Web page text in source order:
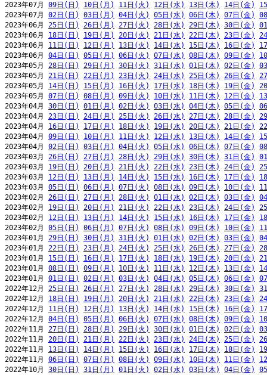
2023年07月 09日(日) 10日(月) 11日(火) 12日(水) 13日(木) 14日(金)
2023年07月 02日(日) 03日(月) 04日(火) 05日(水) 06日(木) 07日(金)
2023年06月 25日(日) 26日(月) 27日(火) 28日(水) 29日(木) 30日(金)
2023年06月 18日(日) 19日(月) 20日(火) 21日(水) 22日(木) 23日(金)
2023年06月 11日(日) 12日(月) 13日(火) 14日(水) 15日(木) 16日(金)
2023年06月 04日(日) 05日(月) 06日(火) 07日(水) 08日(木) 09日(金)
2023年05月 28日(日) 29日(月) 30日(火) 31日(水) 01日(木) 02日(金)
2023年05月 21日(日) 22日(月) 23日(火) 24日(水) 25日(木) 26日(金)
2023年05月 14日(日) 15日(月) 16日(火) 17日(水) 18日(木) 19日(金)
2023年05月 07日(日) 08日(月) 09日(火) 10日(水) 11日(木) 12日(金)
2023年04月 30日(日) 01日(月) 02日(火) 03日(水) 04日(木) 05日(金)
2023年04月 23日(日) 24日(月) 25日(火) 26日(水) 27日(木) 28日(金)
2023年04月 16日(日) 17日(月) 18日(火) 19日(水) 20日(木) 21日(金)
2023年04月 09日(日) 10日(月) 11日(火) 12日(水) 13日(木) 14日(金)
2023年04月 02日(日) 03日(月) 04日(火) 05日(水) 06日(木) 07日(金)
2023年03月 26日(日) 27日(月) 28日(火) 29日(水) 30日(木) 31日(金)
2023年03月 19日(日) 20日(月) 21日(火) 22日(水) 23日(木) 24日(金)
2023年03月 12日(日) 13日(月) 14日(火) 15日(水) 16日(木) 17日(金)
2023年03月 05日(日) 06日(月) 07日(火) 08日(水) 09日(木) 10日(金)
2023年02月 26日(日) 27日(月) 28日(火) 01日(水) 02日(木) 03日(金)
2023年02月 19日(日) 20日(月) 21日(火) 22日(水) 23日(木) 24日(金)
2023年02月 12日(日) 13日(月) 14日(火) 15日(水) 16日(木) 17日(金)
2023年02月 05日(日) 06日(月) 07日(火) 08日(水) 09日(木) 10日(金)
2023年01月 29日(日) 30日(月) 31日(火) 01日(水) 02日(木) 03日(金)
2023年01月 22日(日) 23日(月) 24日(火) 25日(水) 26日(木) 27日(金)
2023年01月 15日(日) 16日(月) 17日(火) 18日(水) 19日(木) 20日(金)
2023年01月 08日(日) 09日(月) 10日(火) 11日(水) 12日(木) 13日(金)
2023年01月 01日(日) 02日(月) 03日(火) 04日(水) 05日(木) 06日(金)
2022年12月 25日(日) 26日(月) 27日(火) 28日(水) 29日(木) 30日(金)
2022年12月 18日(日) 19日(月) 20日(火) 21日(水) 22日(木) 23日(金)
2022年12月 11日(日) 12日(月) 13日(火) 14日(水) 15日(木) 16日(金)
2022年12月 04日(日) 05日(月) 06日(火) 07日(水) 08日(木) 09日(金)
2022年11月 27日(日) 28日(月) 29日(火) 30日(水) 01日(木) 02日(金)
2022年11月 20日(日) 21日(月) 22日(火) 23日(水) 24日(木) 25日(金)
2022年11月 13日(日) 14日(月) 15日(火) 16日(水) 17日(木) 18日(金)
2022年11月 06日(日) 07日(月) 08日(火) 09日(水) 10日(木) 11日(金)
2022年10月 30日(日) 31日(月) 01日(火) 02日(水) 03日(木) 04日(金)